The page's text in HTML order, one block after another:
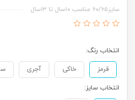
سایز۶۰/۶۵ مناسب ۱۰سال تا ۱۳سال
انتخاب رنگ:
قرمز خاکی آجری
انتخاب سایز: